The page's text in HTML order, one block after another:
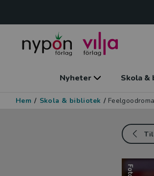
Nyheter Skola &
Hem / Skola & bibliotek /